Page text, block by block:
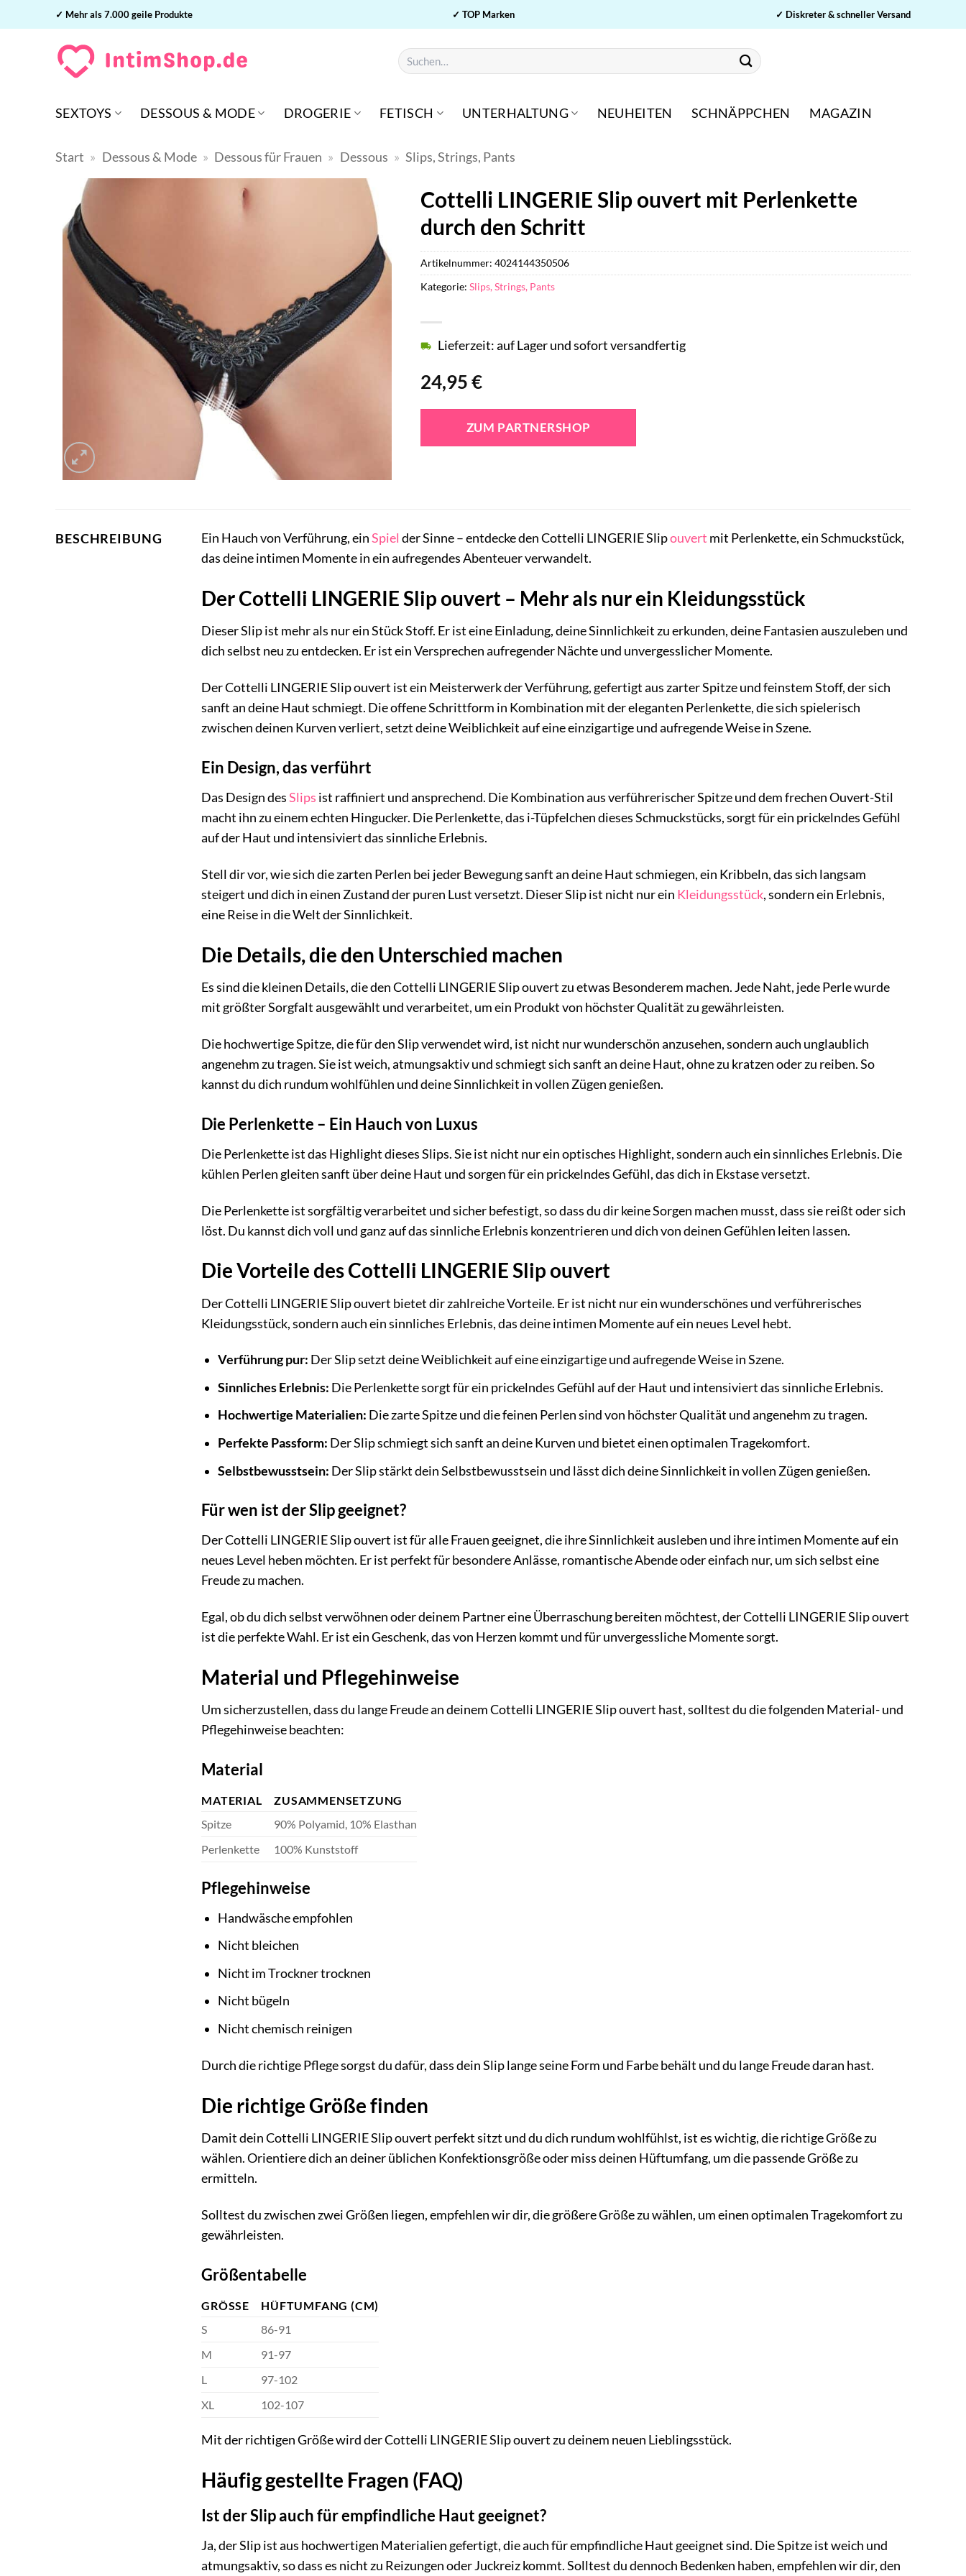
Inhalt
✓ Mehr als 7.000 geile Produkte ✓ TOP Marken ✓ Diskreter & schneller Versand
Suchen
nach:
SEXTOYS DESSOUS & MODE DROGERIE FETISCH UNTERHALTUNG NEUHEITEN SCHNÄPPCHEN MAGAZIN
Start » Dessous & Mode » Dessous für Frauen » Dessous » Slips, Strings, Pants
Cottelli LINGERIE Slip ouvert mit Perlenkette
durch den Schritt
24,95€
Lieferzeit: auf Lager und sofort versandfertig
ZUM PARTNERSHOP
Artikelnummer:4024144350506
Kategorie:Slips, Strings, Pants
BESCHREIBUNG Ein Hauch von Verführung, einSpiel der Sinne – entdecke den Cottelli LINGERIE Slipouvert mit Perlenkette, ein Schmuckstück,
das deine intimen Momente in ein aufregendes Abenteuer verwandelt.
Der Cottelli LINGERIE Slip ouvert – Mehr als nur ein Kleidungsstück
Dieser Slip ist mehr als nur ein Stück Stoff. Er ist eine Einladung, deine Sinnlichkeit zu erkunden, deine Fantasien auszuleben und
dich selbst neu zu entdecken. Er ist ein Versprechen aufregender Nächte und unvergesslicher Momente.
Der Cottelli LINGERIE Slip ouvert ist ein Meisterwerk der Verführung, gefertigt aus zarter Spitze und feinstem Stoff, der sich
sanft an deine Haut schmiegt. Die offene Schrittform in Kombination mit der eleganten Perlenkette, die sich spielerisch
zwischen deinen Kurven verliert, setzt deine Weiblichkeit auf eine einzigartige und aufregende Weise in Szene.
Ein Design, das verführt
Das Design desSlips ist raffiniert und ansprechend. Die Kombination aus verführerischer Spitze und dem frechen Ouvert-Stil
macht ihn zu einem echten Hingucker. Die Perlenkette, das i-Tüpfelchen dieses Schmuckstücks, sorgt für ein prickelndes Gefühl
auf der Haut und intensiviert das sinnliche Erlebnis.
Stell dir vor, wie sich die zarten Perlen bei jeder Bewegung sanft an deine Haut schmiegen, ein Kribbeln, das sich langsam
steigert und dich in einen Zustand der puren Lust versetzt. Dieser Slip ist nicht nur ein Kleidungsstück, sondern ein Erlebnis,
eine Reise in die Welt der Sinnlichkeit.
Die Details, die den Unterschied machen
Es sind die kleinen Details, die den Cottelli LINGERIE Slip ouvert zu etwas Besonderem machen. Jede Naht, jede Perle wurde
mit größter Sorgfalt ausgewählt und verarbeitet, um ein Produkt von höchster Qualität zu gewährleisten.
Die hochwertige Spitze, die für den Slip verwendet wird, ist nicht nur wunderschön anzusehen, sondern auch unglaublich
angenehm zu tragen. Sie ist weich, atmungsaktiv und schmiegt sich sanft an deine Haut, ohne zu kratzen oder zu reiben. So
kannst du dich rundum wohlfühlen und deine Sinnlichkeit in vollen Zügen genießen.
Die Perlenkette – Ein Hauch von Luxus
Die Perlenkette ist das Highlight dieses Slips. Sie ist nicht nur ein optisches Highlight, sondern auch ein sinnliches Erlebnis. Die
kühlen Perlen gleiten sanft über deine Haut und sorgen für ein prickelndes Gefühl, das dich in Ekstase versetzt.
Die Perlenkette ist sorgfältig verarbeitet und sicher befestigt, so dass du dir keine Sorgen machen musst, dass sie reißt oder sich
löst. Du kannst dich voll und ganz auf das sinnliche Erlebnis konzentrieren und dich von deinen Gefühlen leiten lassen.
Die Vorteile des Cottelli LINGERIE Slip ouvert
Der Cottelli LINGERIE Slip ouvert bietet dir zahlreiche Vorteile. Er ist nicht nur ein wunderschönes und verführerisches
Kleidungsstück, sondern auch ein sinnliches Erlebnis, das deine intimen Momente auf ein neues Level hebt.
Verführung pur: Der Slip setzt deine Weiblichkeit auf eine einzigartige und aufregende Weise in Szene.
Sinnliches Erlebnis: Die Perlenkette sorgt für ein prickelndes Gefühl auf der Haut und intensiviert das sinnliche Erlebnis.
Hochwertige Materialien: Die zarte Spitze und die feinen Perlen sind von höchster Qualität und angenehm zu tragen.
Perfekte Passform: Der Slip schmiegt sich sanft an deine Kurven und bietet einen optimalen Tragekomfort.
Selbstbewusstsein: Der Slip stärkt dein Selbstbewusstsein und lässt dich deine Sinnlichkeit in vollen Zügen genießen.
Für wen ist der Slip geeignet?
Der Cottelli LINGERIE Slip ouvert ist für alle Frauen geeignet, die ihre Sinnlichkeit ausleben und ihre intimen Momente auf ein
neues Level heben möchten. Er ist perfekt für besondere Anlässe, romantische Abende oder einfach nur, um sich selbst eine
Freude zu machen.
Egal, ob du dich selbst verwöhnen oder deinem Partner eine Überraschung bereiten möchtest, der Cottelli LINGERIE Slip ouvert
ist die perfekte Wahl. Er ist ein Geschenk, das von Herzen kommt und für unvergessliche Momente sorgt.
Material und Pflegehinweise
Um sicherzustellen, dass du lange Freude an deinem Cottelli LINGERIE Slip ouvert hast, solltest du die folgenden Material- und
Pflegehinweise beachten:
Material
MATERIAL
ZUSAMMENSETZUNG
Spitze
90% Polyamid, 10% Elasthan
Perlenkette
100% Kunststoff
Pflegehinweise
Handwäsche empfohlen
Nicht bleichen
Nicht im Trockner trocknen
Nicht bügeln
Nicht chemisch reinigen
Durch die richtige Pflege sorgst du dafür, dass dein Slip lange seine Form und Farbe behält und du lange Freude daran hast.
Die richtige Größe finden
Damit dein Cottelli LINGERIE Slip ouvert perfekt sitzt und du dich rundum wohlfühlst, ist es wichtig, die richtige Größe zu
wählen. Orientiere dich an deiner üblichen Konfektionsgröße oder miss deinen Hüftumfang, um die passende Größe zu
ermitteln.
Solltest du zwischen zwei Größen liegen, empfehlen wir dir, die größere Größe zu wählen, um einen optimalen Tragekomfort zu
gewährleisten.
Größentabelle
GRÖSSE
HÜFTUMFANG (CM)
S
86-91
M
91-97
L
97-102
XL
102-107
Mit der richtigen Größe wird der Cottelli LINGERIE Slip ouvert zu deinem neuen Lieblingsstück.
Häufig gestellte Fragen (FAQ)
Ist der Slip auch für empfindliche Haut geeignet?
Ja, der Slip ist aus hochwertigen Materialien gefertigt, die auch für empfindliche Haut geeignet sind. Die Spitze ist weich und
atmungsaktiv, so dass es nicht zu Reizungen oder Juckreiz kommt. Solltest du dennoch Bedenken haben, empfehlen wir dir, den